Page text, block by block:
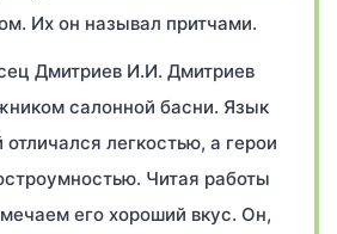
Их он называл притчами.
Дмитриев И.И. Дмитриев
салонной басни. Язык
легкостью, а герои
Читая работы
его хороший вкус. Он,